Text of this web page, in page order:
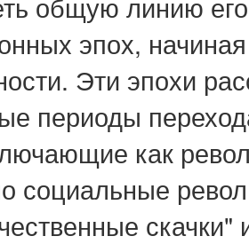
эпох,
Эти эпохи
периоды
как
социальные